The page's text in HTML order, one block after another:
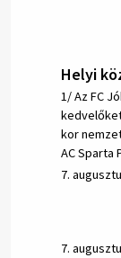
Helyi
1/ Az FC
kor
AC Sparta
7.
7.